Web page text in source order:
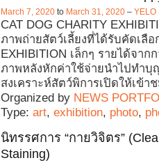
March 7, 2020 to March 31, 2020 – YELO
CAT DOG CHARITY
ภาพถ่ายสัตว์เลี้ยงที่ได้รับคัดเลื
EXHIBITION เล็กๆ รายได้จาก
ภาพหลังหักค่าใช้จ่ายนำไปทำ
สงเคราะห์สัตว์พิการเปิดให้เข้า
Organized by NEWS
Type: art, exhibition, photo,
นิทรรศการ “กายวิจิตร”
Staining)